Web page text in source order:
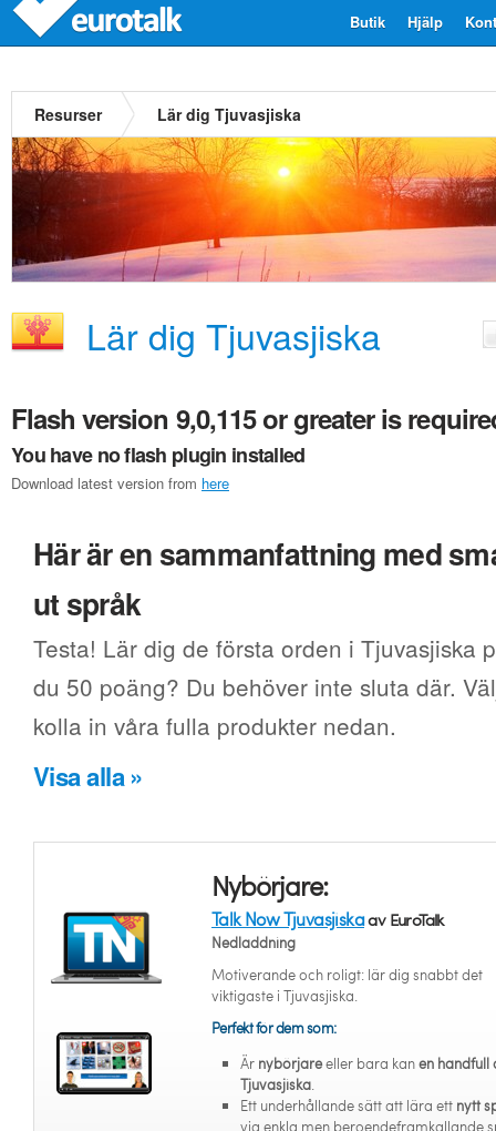
Hjälp
Butik
Resurser Lär dig Tjuvasjiska
Lär dig Tjuvasjiska
Flash version 9,0,115 or greater is
You have no flash plugin installed
Download latest version from here
Här är en sammanfattning med
ut språk
Testa! Lär dig de första orden i Tjuvasjiska
du 50 poäng? Du behöver inte sluta där.
kolla in våra fulla produkter nedan.
Visa alla »
Nybörjare:
Talk Now Tjuvasjiskaav EuroTalk
Nedladdning
Motiverande och roligt: lär dig snabbt det
viktigaste i Tjuvasjiska.
Perfekt för dem som:
Är nybörjareeller bara kanen handfull
Tjuvasjiska.
Ett underhållande sätt att lära ett nytt
via enkla men beroendeframkallande